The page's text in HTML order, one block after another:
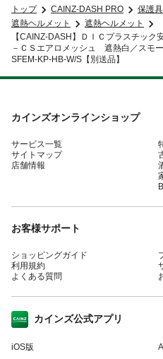
トップ CAINZ-DASH PRO 保護具
遮熱ヘルメット
遮熱ヘルメット
【CAINZ-DASH】ＤＩＣプラスチッ
－ＣＳエアロメッシュ 遮熱白／ス
SFEM-KP-HB-W/S【別送品】
カインズオンラインショップ
サービス一覧
サイトマップ
店舗情報
お客様サポート
ショッピングガイド
利用規約
よくある質問
カインズ公式アプリ
iOS版